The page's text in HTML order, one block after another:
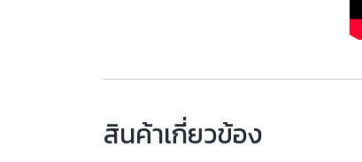
สินค้าเกี่ยวข้อง